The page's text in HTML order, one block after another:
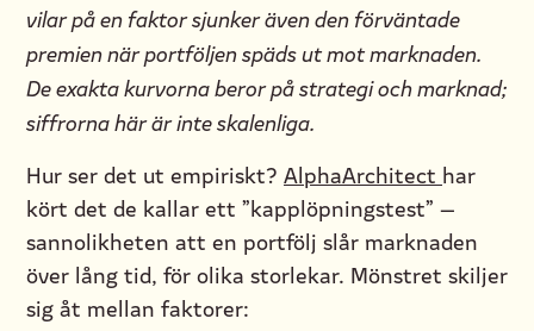
vilar på en faktor sjunker även den förväntade
premien när portföljen späds ut mot marknaden.
De exakta kurvorna beror på strategi och marknad;
siffrorna här är inte skalenliga.
Hur ser det ut empiriskt? AlphaArchitect har
kört det de kallar ett ”kapplöpningstest” —
sannolikheten att en portfölj slår marknaden
över lång tid, för olika storlekar. Mönstret skiljer
sig åt mellan faktorer: